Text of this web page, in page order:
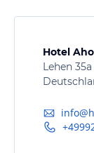
Hotel
Lehen